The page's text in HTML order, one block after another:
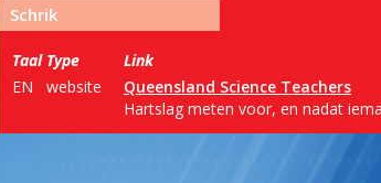
Schrik
Taal Type
Link
EN
website
Queensland Science Teachers
Hartslag meten voor, en nadat